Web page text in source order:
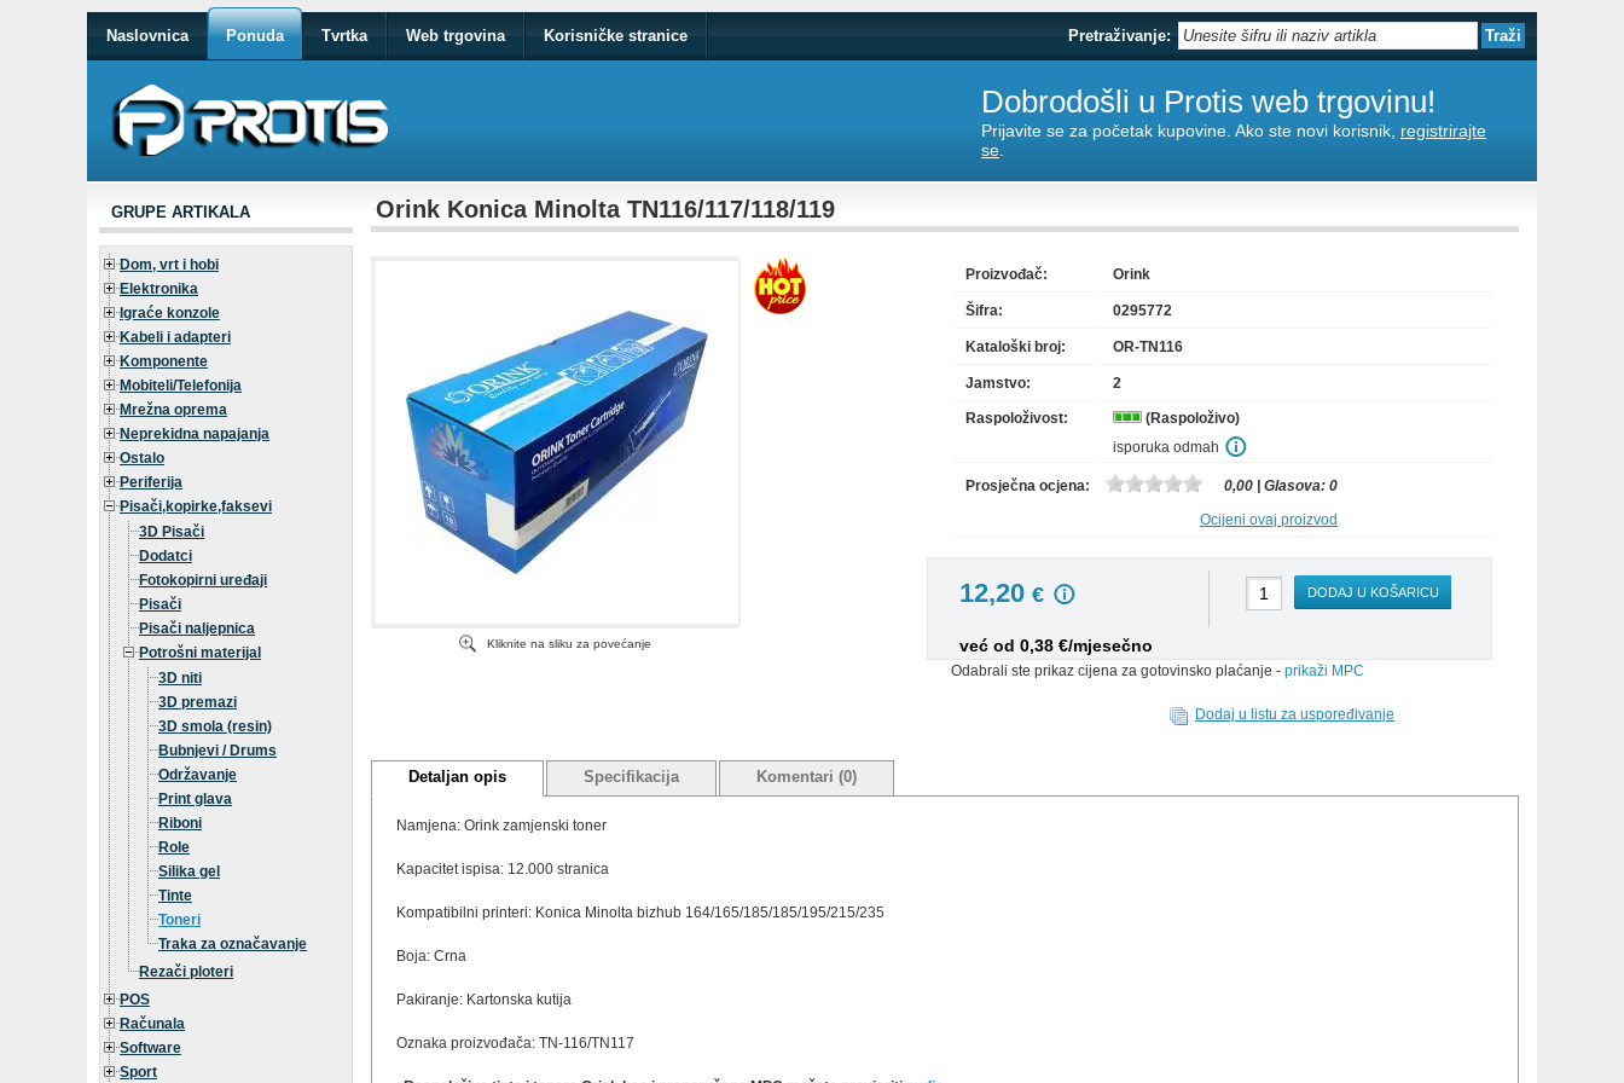
Naslovnica Ponuda Tvrtka Web trgovina Korisničke stranice Pretraživanje:
Dobrodošli u Protis web trgovinu!
Prijavite se za početak kupovine. Ako ste novi korisnik, registrirajte
se
GRUPE ARTIKALA
Dom, vrt i hobi
Elektronika
Igraće konzole
Kabeli i adapteri
Komponente
Mobiteli/Telefonija
Mrežna oprema
Neprekidna napajanja
Ostalo
Periferija
Pisači,kopirke,faksevi
3D Pisači
Dodatci
Fotokopirni uređaji
Pisači
Pisači naljepnica
Potrošni materijal
3D niti
3D premazi
3D smola (resin)
Bubnjevi / Drums
Održavanje
Print glava
Riboni
Role
Silika gel
Tinte
Toneri
Traka za označavanje
Rezači ploteri
POS
Računala
Software
Sport
Orink Konica Minolta TN116/117/118/119
Kliknite na sliku za povećanje
Proizvođač: Orink
Šifra: 0295772
Kataloški broj: OR-TN116
Jamstvo: 2
Raspoloživost:
(Raspoloživo)
isporuka odmah
Prosječna ocjena: 0,00 | Glasova: 0
Ocijeni ovaj proizvod
12,20 €
već od 0,38 €/mjesečno
DODAJ U KOŠARICU
Odabrali ste prikaz cijena za gotovinsko plaćanje - prikaži MPC
Dodaj u listu za uspoređivanje
Detaljan opis Specifikacija Komentari (0)
Namjena: Orink zamjenski toner
Kapacitet ispisa: 12.000 stranica
Kompatibilni printeri: Konica Minolta bizhub 164/165/185/185/195/215/235
Boja: Crna
Pakiranje: Kartonska kutija
Oznaka proizvođača: TN-116/TN117